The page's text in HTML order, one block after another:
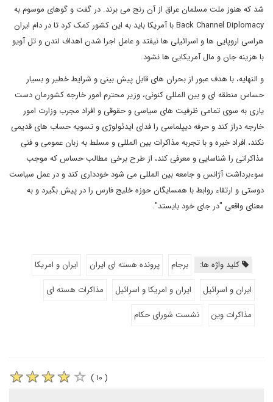
شد که هنوز ملت مسلمان عراق از آن رنج می برند. در گفت و گوهای موسوم به
Back Channel Diplomacy با آمریکا باید به این کشور کمک کرد تا در دام ایران
هراسی اروپایی ها و اسرائیلی ها نیفتد و عامل اجرا شدن اهداف لندن و تل آویو
با هزینه جان و مال آمریکایی ها نشود.
و النهایه، با هدف عبور از بحران های قابل پیش بینی و شرایط خطیر و بسیار
حساس منطقه ای و بین المللی کنونی، وزیر محترم امور خارجه کشورمان دست
یاری به سوی تمامی ظرفیت های سیاسی و حقوقی و افراد مجرب وزارت امور
خارجه دراز کند و حرفه دیپلماسی را فدای ایدئولوژی و تسویه حساب های قدیمی
نکند، افراد خبره و با تجربه مذاکرات بین المللی و مسلط به زبان عمومی و فنی
مذاکراتی را شناسایی و معرفی کند، از طرح برخی مطالب حساس که موجب
سوءبرداشت آژانس و جامعه بین المللی می شود خودداری کند و در عمل سیاست
دوستی و ارتقاء روابط با همسایگان حوزه خلیج فارس را در پیش بگیرد و به
معنای واقعی "در جای خود بایستد".
کلید واژه ها: برجام پرونده هسته ای ایران
ایران و امریکا
ایران و اسرائیل
ایران و امریکا و اسرائیل
مذاکرات هسته ای
مذاکرات وین
نشست شورای حکام
( ۱۰ )